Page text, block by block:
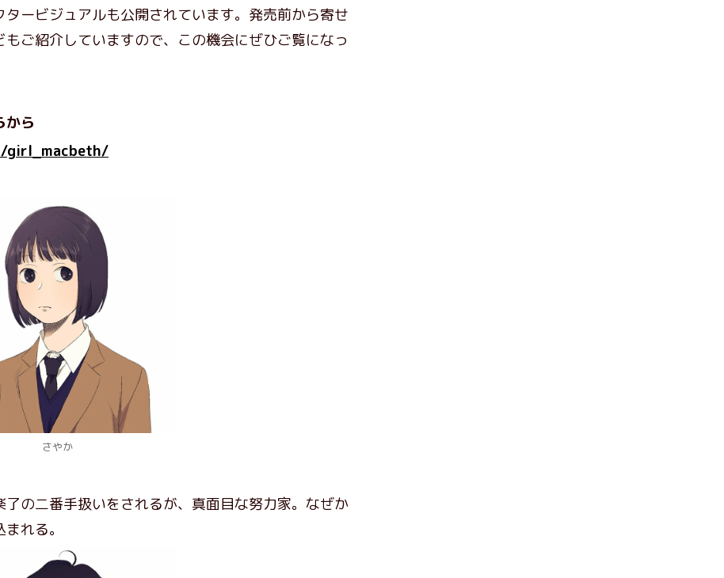
ービジュアルも公開されています。発売前から寄せ
ご紹介していますので、この機会にぜひご覧になっ
から
girl_macbeth/
さやか
の二番手扱いをされるが、真面目な努力家。なぜか
れる。